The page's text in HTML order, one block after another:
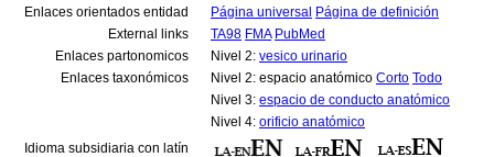
Enlaces orientados entidad
Página universal Página de definición
External links
TA98 FMA PubMed
Enlaces partonomicos
Nivel 2: vesico urinario
Enlaces taxonómicos
Nivel 2: espacio anatómico Corto Todo
Nivel 3: espacio de conducto anatómico
Nivel 4: orificio anatómico
Idioma subsidiaria con latín